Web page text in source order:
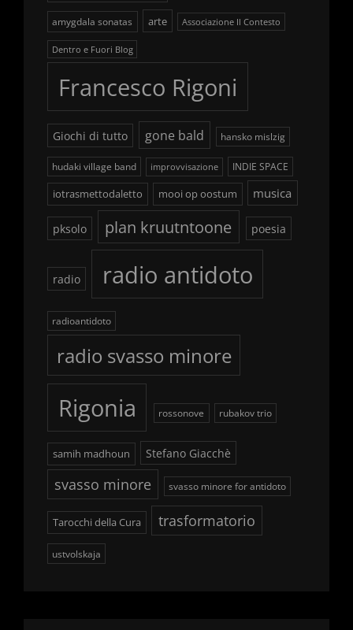
amygdala sonatas arte Associazione Il Contesto
Dentro e Fuori Blog
Francesco Rigoni
Giochi di tutto gone bald hansko mislzig
hudaki village band improvvisazione INDIE SPACE
iotrasmettodaletto mooi op oostum musica
pksolo plan kruutntoone poesia
radio radio antidoto
radioantidoto
radio svasso minore
Rigonia rossonove rubakov trio
samih madhoun Stefano Giacchè
svasso minore svasso minore for antidoto
Tarocchi della Cura trasformatorio
ustvolskaja